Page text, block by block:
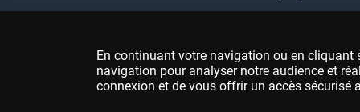
En continuant votre navigation ou en cliquant
navigation pour analyser notre audience et
connexion et de vous offrir un accès sécurisé